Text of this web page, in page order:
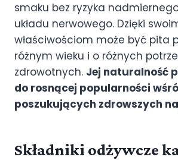
smaku bez ryzyka
układu nerwowego. Dzięki
właściwościom może być pita
różnym wieku i o różnych
zdrowotnych. Jej naturalność
do rosnącej popularności
poszukujących zdrowszych
Składniki odżywcze